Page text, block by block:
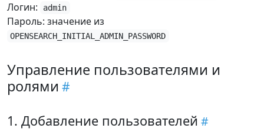
Логин: admin
Пароль: значение из
OPENSEARCH_INITIAL_ADMIN_PASSWORD
Управление пользователями и
ролями
1. Добавление пользователей